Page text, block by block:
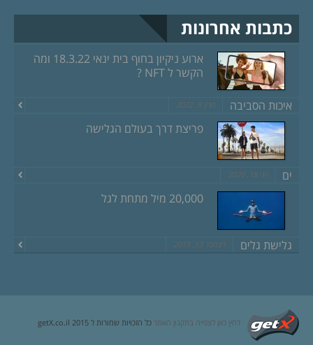
כתבות אחרונות
ארוע ניקיון בחוף בית ינאי 18.3.22 ומה
הקשר ל NFT ?
איכות הסביבה מרץ 8, 2022
פריצת דרך בעולם הגלישה
ים יוני 18, 2020
20,000 מיל מתחת לגל
גלישת גלים דצמבר 13, 2019
לחץ כאן לצפייה בתקנון האתר כל הזכויות שמורות ל getX.co.il 2015